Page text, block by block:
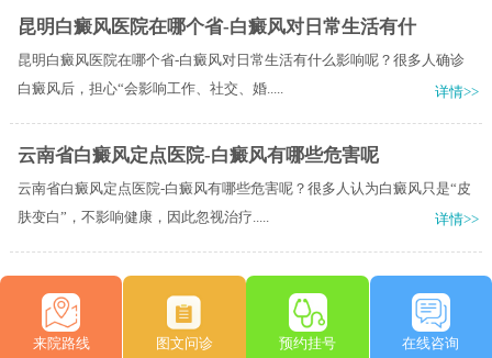
昆明白癜风医院在哪个省-白癜风对日常生活有什
昆明白癜风医院在哪个省-白癜风对日常生活有什么影响呢？很多人确诊
白癜风后，担心“会影响工作、社交、婚.....
详情>>
云南省白癜风定点医院-白癜风有哪些危害呢
云南省白癜风定点医院-白癜风有哪些危害呢？很多人认为白癜风只是“皮
肤变白”，不影响健康，因此忽视治疗.....
详情>>
来院路线 图文问诊 预约挂号 在线咨询